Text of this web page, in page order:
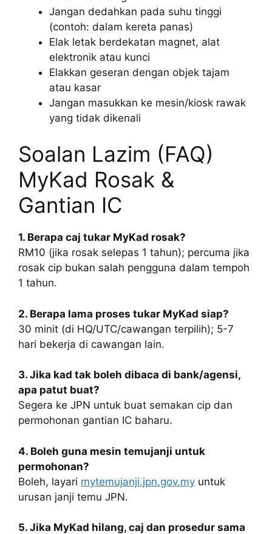
Jangan dedahkan pada suhu tinggi
(contoh: dalam kereta panas)
Elak letak berdekatan magnet, alat
elektronik atau kunci
Elakkan geseran dengan objek tajam
atau kasar
Jangan masukkan ke mesin/kiosk rawak
yang tidak dikenali
Soalan Lazim (FAQ)
MyKad Rosak &
Gantian IC
1. Berapa caj tukar MyKad rosak?
RM10 (jika rosak selepas 1 tahun); percuma jika
rosak cip bukan salah pengguna dalam tempoh
1 tahun.
2. Berapa lama proses tukar MyKad siap?
30 minit (di HQ/UTC/cawangan terpilih); 5-7
hari bekerja di cawangan lain.
3. Jika kad tak boleh dibaca di bank/agensi,
apa patut buat?
Segera ke JPN untuk buat semakan cip dan
permohonan gantian IC baharu.
4. Boleh guna mesin temujanji untuk
permohonan?
Boleh, layari mytemujanji.jpn.gov.my untuk
urusan janji temu JPN.
5. Jika MyKad hilang, caj dan prosedur sama